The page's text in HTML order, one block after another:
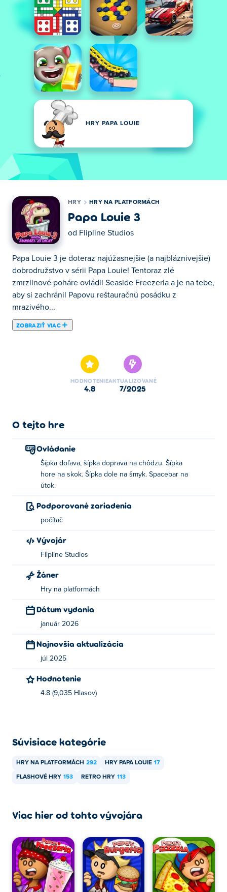
HRY PAPA LOUIE
HRY HRY NA PLATFORMÁCH
Papa Louie 3
od Flipline Studios
Papa Louie 3 je doteraz najúžasnejšie (a najbláznivejšie)
dobrodružstvo v sérii Papa Louie! Tentoraz zlé
zmrzlinové poháre ovládli Seaside Freezeria a je na tebe,
aby si zachránil Papovu reštauračnú posádku z
mrazivého...
ZOBRAZIŤ VIAC
zmrzlinové poháre ovládli Seaside Freezeria a je na tebe,
aby si zachránil Papovu reštauračnú posádku z
mrazivého chaosu. Vyzbrojený spoľahlivým kuchynským
priateľov a vyhýbaj sa nepriateľom, ktorí ti mrazia mozgy,
poraziť zamrznutých nepriateľov?
Ako hrať Papa Louie 3?
Chôdza: šípka doľava a doprava
Skok: šípka hore
Útok: medzerník
Posunúť: kláves so šípkou nadol
Papa Louie 2 vytvorila spoločnosť Flipline Games.
Pizzas Attack, papas-louie-2,
ScooperiaaPapa's Freezeria
Ako môžem hrať Papa Louie 3 zadarmo?
Môžem hrať Papa Louie 3 na mobilných
HODNOTENIE
4.8
AKTUALIZOVANÉ
7/2025
O tejto hre
Ovládanie
Šípka doľava, šípka doprava na chôdzu. Šípka
hore na skok. Šípka dole na šmyk. Spacebar na
útok.
Podporované zariadenia
počítač
Vývojár
Flipline Studios
Žáner
Hry na platformách
Dátum vydania
január 2026
Najnovšia aktualizácia
júl 2025
Hodnotenie
4.8 (9,035 Hlasov)
Súvisiace kategórie
HRY NA PLATFORMÁCH 292 HRY PAPA LOUIE 17
FLASHOVÉ HRY 153 RETRO HRY 113
Viac hier od tohto vývojára